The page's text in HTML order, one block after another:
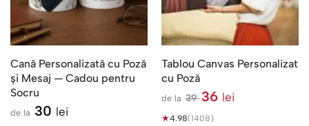
Cană Personalizată cu Poză
și Mesaj — Cadou pentru
Socru
de la 30 lei
Tablou Canvas Personalizat
cu Poză
de la 39
e
36 lei
★4.98(1408)